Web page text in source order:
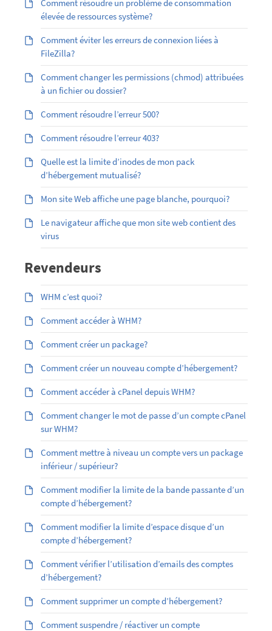
Comment résoudre un problème de consommation
élevée de ressources système?
Comment éviter les erreurs de connexion liées à
FileZilla?
Comment changer les permissions (chmod) attribuées
à un fichier ou dossier?
Comment résoudre l’erreur 500?
Comment résoudre l’erreur 403?
Quelle est la limite d’inodes de mon pack
d’hébergement mutualisé?
Mon site Web affiche une page blanche, pourquoi?
Le navigateur affiche que mon site web contient des
virus
Revendeurs
WHM c’est quoi?
Comment accéder à WHM?
Comment créer un package?
Comment créer un nouveau compte d’hébergement?
Comment accéder à cPanel depuis WHM?
Comment changer le mot de passe d’un compte cPanel
sur WHM?
Comment mettre à niveau un compte vers un package
inférieur / supérieur?
Comment modifier la limite de la bande passante d’un
compte d’hébergement?
Comment modifier la limite d’espace disque d’un
compte d’hébergement?
Comment vérifier l’utilisation d’emails des comptes
d’hébergement?
Comment supprimer un compte d’hébergement?
Comment suspendre / réactiver un compte